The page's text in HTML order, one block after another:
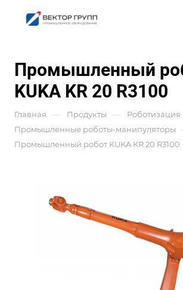
Промышленный
KUKA KR 20 R3100
Главная — Продукты — Роботизация
Промышленные роботы-манипуляторы
Промышленный робот KUKA KR 20 R3100